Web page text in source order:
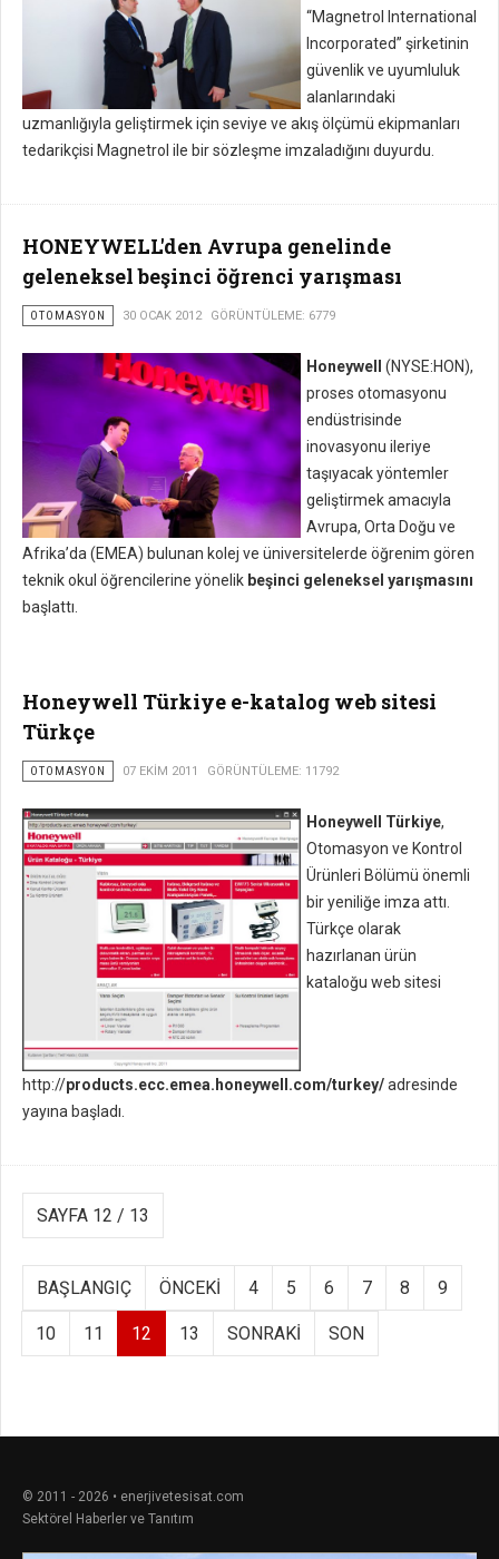
“Magnetrol International
Incorporated” şirketinin
güvenlik ve uyumluluk
alanlarındaki
uzmanlığıyla geliştirmek için seviye ve akış ölçümü ekipmanları
tedarikçisi Magnetrol ile bir sözleşme imzaladığını duyurdu.
HONEYWELL'den Avrupa genelinde
geleneksel beşinci öğrenci yarışması
OTOMASYON 30 OCAK 2012 GÖRÜNTÜLEME: 6779
Honeywell (NYSE:HON),
proses otomasyonu
endüstrisinde
inovasyonu ileriye
taşıyacak yöntemler
geliştirmek amacıyla
Avrupa, Orta Doğu ve
Afrika’da (EMEA) bulunan kolej ve üniversitelerde öğrenim gören
teknik okul öğrencilerine yönelik beşinci geleneksel yarışmasını
başlattı.
Honeywell Türkiye e-katalog web sitesi
Türkçe
OTOMASYON 07 EKIM 2011 GÖRÜNTÜLEME: 11792
Honeywell Türkiye,
Otomasyon ve Kontrol
Ürünleri Bölümü önemli
bir yeniliğe imza attı.
Türkçe olarak
hazırlanan ürün
kataloğu web sitesi
http://products.ecc.emea.honeywell.com/turkey/adresinde
yayına başladı.
SAYFA 12 / 13
BAŞLANGIÇ ÖNCEKI 4 5 6 7 8 9
10 11 12 13 SONRAKI SON
© 2011 - 2026 • enerjivetesisat.com
Sektörel Haberler ve Tanıtım